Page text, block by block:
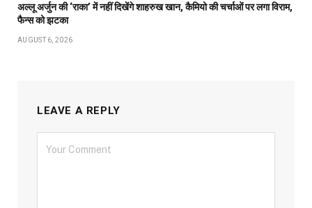
अल्लू अर्जुन की ‘राका’ में नहीं दिखेंगे शाहरुख खान, कैमियो की चर्चाओं पर लगा विराम,
फैन्स को झटका
AUGUST 6, 2026
LEAVE A REPLY